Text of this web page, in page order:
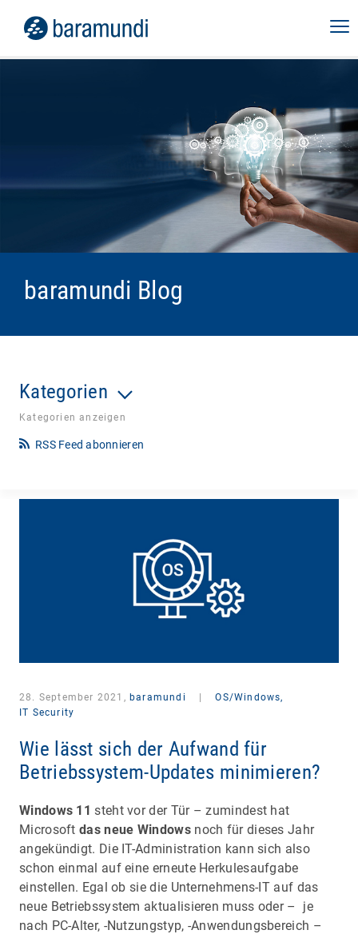
baramundi Blog
Kategorien
Kategorien anzeigen
RSS Feed abonnieren
28. September 2021, baramundi
OS/Windows,
IT Security
Wie lässt sich der Aufwand für
Betriebssystem-Updates minimieren?
Windows 11 steht vor der Tür – zumindest hat
Microsoftdas neue Windowsnoch für dieses Jahr
angekündigt. Die IT-Administration kann sich also
schon einmal auf eine erneute Herkulesaufgabe
einstellen. Egal ob sie die Unternehmens-IT auf das
neue Betriebssystem aktualisieren muss oder – je
nach PC-Alter, -Nutzungstyp, -Anwendungsbereich –